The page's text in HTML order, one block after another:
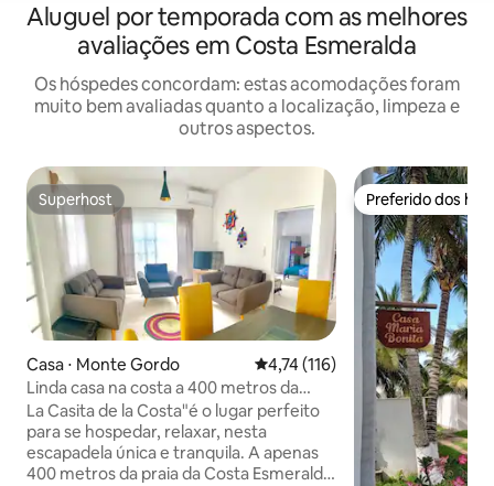
Aluguel por temporada com as melhores
avaliações em Costa Esmeralda
Os hóspedes concordam: estas acomodações foram
muito bem avaliadas quanto a localização, limpeza e
outros aspectos.
Superhost
Superhost
Casa ⋅ Monte Gordo 4,74 de uma avaliação média
4,74 (116)
Linda casa na costa a 400 metros da
praia
La Casita de la Costa"é o lugar perfeito
para se hospedar, relaxar, nesta
escapadela única e tranquila. A apenas
400 metros da praia da Costa Esmeralda.
Preferido dos
Preferido dos